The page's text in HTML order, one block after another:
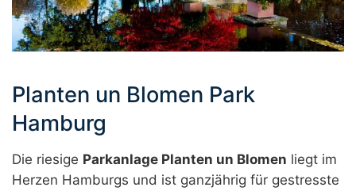
Planten un Blomen Park
Hamburg
Die riesige Parkanlage Planten un Blomen liegt im
Herzen Hamburgs und ist ganzjährig für gestresste